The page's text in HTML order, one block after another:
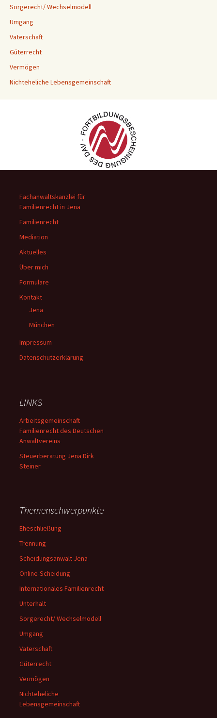
Sorgerecht/ Wechselmodell
Umgang
Vaterschaft
Güterrecht
Vermögen
Nichteheliche Lebensgemeinschaft
Fachanwaltskanzlei für
Familienrecht in Jena
Familienrecht
Mediation
Aktuelles
Über mich
Formulare
Kontakt
Jena
München
Impressum
Datenschutzerklärung
LINKS
Arbeitsgemeinschaft
Familienrecht des Deutschen
Anwaltvereins
Steuerberatung Jena Dirk
Steiner
Themenschwerpunkte
Eheschließung
Trennung
Scheidungsanwalt Jena
Online-Scheidung
Internationales Familienrecht
Unterhalt
Sorgerecht/ Wechselmodell
Umgang
Vaterschaft
Güterrecht
Vermögen
Nichteheliche
Lebensgemeinschaft